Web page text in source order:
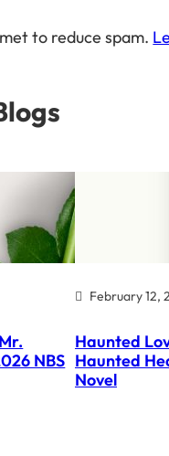
to reduce spam.
NBS
February 12,
Haunted
Haunted
Novel